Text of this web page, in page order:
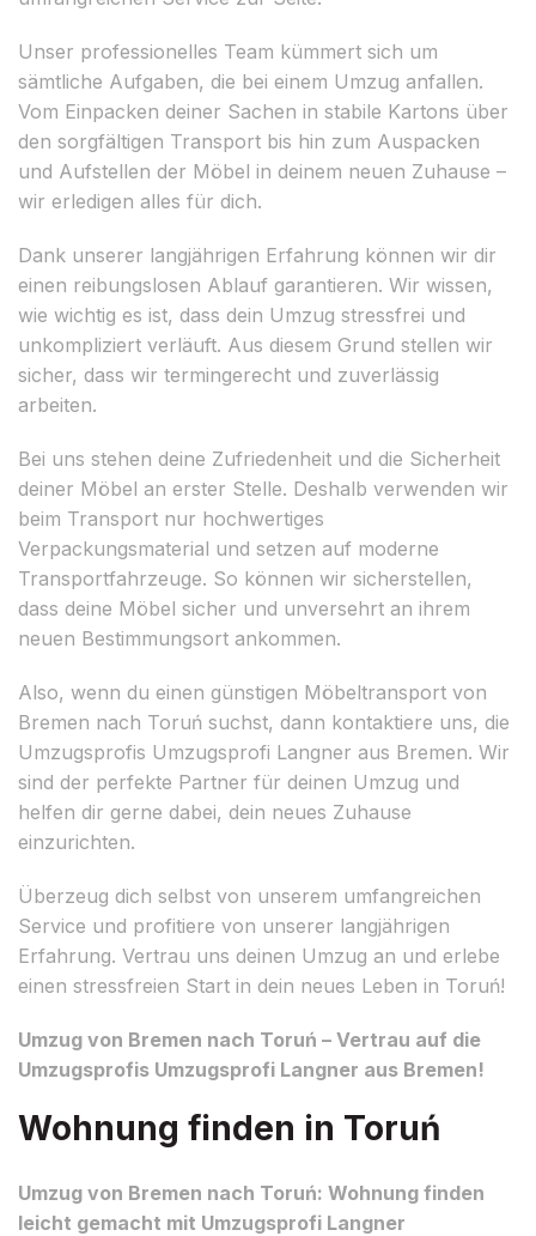
Unser professionelles Team kümmert sich um
sämtliche Aufgaben, die bei einem Umzug anfallen.
Vom Einpacken deiner Sachen in stabile Kartons über
den sorgfältigen Transport bis hin zum Auspacken
und Aufstellen der Möbel in deinem neuen Zuhause –
wir erledigen alles für dich.
Dank unserer langjährigen Erfahrung können wir dir
einen reibungslosen Ablauf garantieren. Wir wissen,
wie wichtig es ist, dass dein Umzug stressfrei und
unkompliziert verläuft. Aus diesem Grund stellen wir
sicher, dass wir termingerecht und zuverlässig
arbeiten.
Bei uns stehen deine Zufriedenheit und die Sicherheit
deiner Möbel an erster Stelle. Deshalb verwenden wir
beim Transport nur hochwertiges
Verpackungsmaterial und setzen auf moderne
Transportfahrzeuge. So können wir sicherstellen,
dass deine Möbel sicher und unversehrt an ihrem
neuen Bestimmungsort ankommen.
Also, wenn du einen günstigen Möbeltransport von
Bremen nach Toruń suchst, dann kontaktiere uns, die
Umzugsprofis Umzugsprofi Langner aus Bremen. Wir
sind der perfekte Partner für deinen Umzug und
helfen dir gerne dabei, dein neues Zuhause
einzurichten.
Überzeug dich selbst von unserem umfangreichen
Service und profitiere von unserer langjährigen
Erfahrung. Vertrau uns deinen Umzug an und erlebe
einen stressfreien Start in dein neues Leben in Toruń!
Umzug von Bremen nach Toruń – Vertrau auf die
Umzugsprofis Umzugsprofi Langner aus Bremen!
Wohnung finden in Toruń
Umzug von Bremen nach Toruń: Wohnung finden
leicht gemacht mit Umzugsprofi Langner